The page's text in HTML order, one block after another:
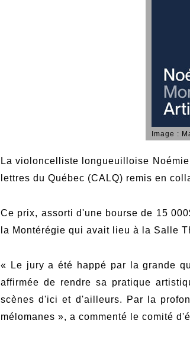
Image :
La violoncelliste longueuilloise
lettres du Québec (CALQ) remis en
Ce prix, assorti d'une bourse de 15
la Montérégie qui avait lieu à la Salle
« Le jury a été happé par la grande
affirmée de rendre sa pratique
scènes d'ici et d'ailleurs. Par la
mélomanes », a commenté le comité